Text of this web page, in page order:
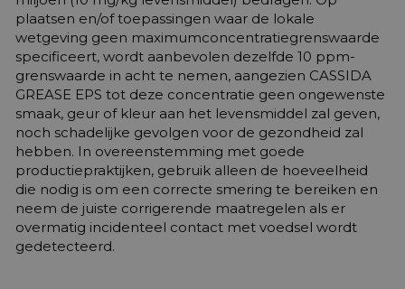
plaatsen en/of toepassingen waar de lokale
wetgeving geen maximumconcentratiegrenswaarde
specificeert, wordt aanbevolen dezelfde 10 ppm-
grenswaarde in acht te nemen, aangezien CASSIDA
GREASE EPS tot deze concentratie geen ongewenste
smaak, geur of kleur aan het levensmiddel zal geven,
noch schadelijke gevolgen voor de gezondheid zal
hebben. In overeenstemming met goede
productiepraktijken, gebruik alleen de hoeveelheid
die nodig is om een correcte smering te bereiken en
neem de juiste corrigerende maatregelen als er
overmatig incidenteel contact met voedsel wordt
gedetecteerd.